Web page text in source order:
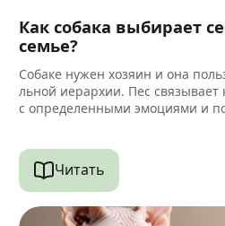
Как собака выбирает
семье?
Собаке нужен хозяин и она
льной иерархии. Пес связывает
с определенными эмоциями и
Читать